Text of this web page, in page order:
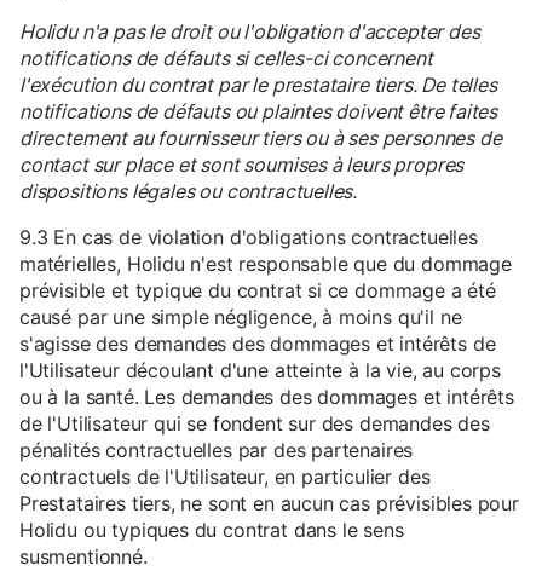
Holidu n'a pas le droit ou l'obligation d'accepter des
notifications de défauts si celles-ci concernent
l'exécution du contrat par le prestataire tiers. De telles
notifications de défauts ou plaintes doivent être faites
directement au fournisseur tiers ou à ses personnes de
contact sur place et sont soumises à leurs propres
dispositions légales ou contractuelles.
9.3 En cas de violation d'obligations contractuelles
matérielles, Holidu n'est responsable que du dommage
prévisible et typique du contrat si ce dommage a été
causé par une simple négligence, à moins qu'il ne
s'agisse des demandes des dommages et intérêts de
l'Utilisateur découlant d'une atteinte à la vie, au corps
ou à la santé. Les demandes des dommages et intérêts
de l'Utilisateur qui se fondent sur des demandes des
pénalités contractuelles par des partenaires
contractuels de l'Utilisateur, en particulier des
Prestataires tiers, ne sont en aucun cas prévisibles pour
Holidu ou typiques du contrat dans le sens
susmentionné.